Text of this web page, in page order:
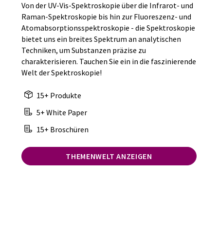
Von der UV-Vis-Spektroskopie über die Infrarot- und
Raman-Spektroskopie bis hin zur Fluoreszenz- und
Atomabsorptionsspektroskopie - die Spektroskopie
bietet uns ein breites Spektrum an analytischen
Techniken, um Substanzen präzise zu
charakterisieren. Tauchen Sie ein in die faszinierende
Welt der Spektroskopie!
15+ Produkte
5+ White Paper
15+ Broschüren
THEMENWELT ANZEIGEN